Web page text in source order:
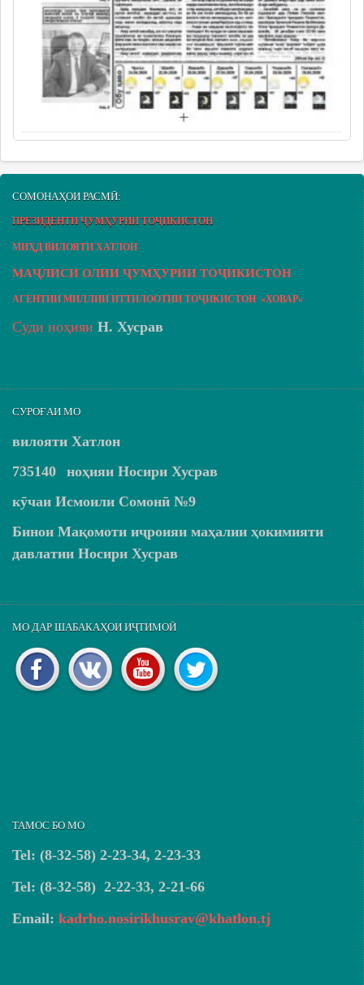
СОМОНАҲОИ РАСМӢ:
ПРЕЗИДЕНТИ ҶУМҲУРИИ ТОҶИКИСТОН
МИҲД ВИЛОЯТИ ХАТЛОН
МАҶЛИСИ ОЛИИ ҶУМҲУРИИ ТОҶИКИСТОН
АГЕНТИИ МИЛЛИИ ИТТИЛООТИИ ТОҶИКИСТОН «ХОВАР»
Суди ноҳияи Н. Хусрав
СУРОҒАИ МО
вилояти Хатлон
735140
ноҳияи Носири Хусрав
кӯчаи Исмоили Сомонӣ №9
Бинои Мақомоти иҷроияи маҳалии ҳокимияти
давлатии Носири Хусрав
МО ДАР ШАБАКАҲОИ ИҶТИМОӢ
ТАМОС БО МО
Tel: (8-32-58) 2-23-34, 2-23-33
Tel: (8-32-58) 2-22-33, 2-21-66
Email: kadrho.nosirikhusrav@khatlon.tj